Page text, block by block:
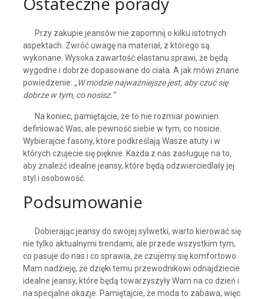
Ostateczne porady
Przy zakupie jeansów nie zapomnij o kilku istotnych
aspektach. Zwróć uwagę na materiał, z którego są
wykonane. Wysoka zawartość elastanu sprawi, że będą
wygodne i dobrze dopasowane do ciała. A jak mówi znane
powiedzenie: „W modzie najważniejsze jest, aby czuć się
dobrze w tym, co nosisz.”
Na koniec, pamiętajcie, że to nie rozmiar powinien
definiować Was, ale pewność siebie w tym, co nosicie.
Wybierajcie fasony, które podkreślają Wasze atuty i w
których czujecie się pięknie. Każda z nas zasługuje na to,
aby znaleźć idealne jeansy, które będą odzwierciedlały jej
styl i osobowość.
Podsumowanie
Dobierając jeansy do swojej sylwetki, warto kierować się
nie tylko aktualnymi trendami, ale przede wszystkim tym,
co pasuje do nas i co sprawia, że czujemy się komfortowo.
Mam nadzieję, że dzięki temu przewodnikowi odnajdziecie
idealne jeansy, które będą towarzyszyły Wam na co dzień i
na specjalne okazje. Pamiętajcie, że moda to zabawa, więc